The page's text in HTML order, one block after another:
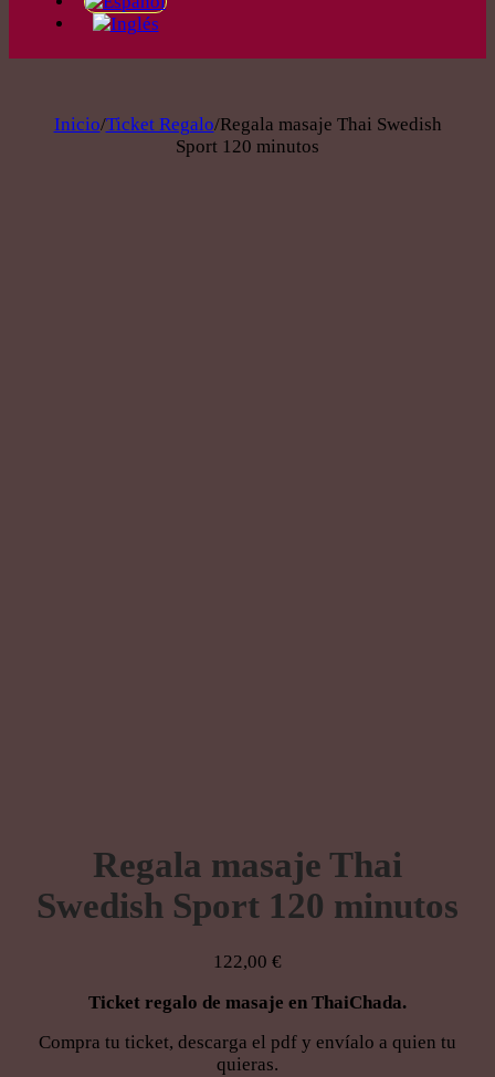
Inicio/Ticket Regalo/Regala masaje Thai Swedish
Sport 120 minutos
Regala masaje Thai
Swedish Sport 120 minutos
122,00 €
Ticket regalo de masaje en ThaiChada.
Compra tu ticket, descarga el pdf y envíalo a quien tu
quieras.